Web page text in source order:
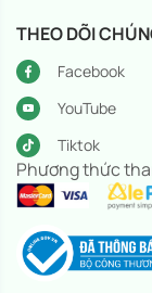
THEO DÕI
Facebook
YouTube
Tiktok
Phương thức